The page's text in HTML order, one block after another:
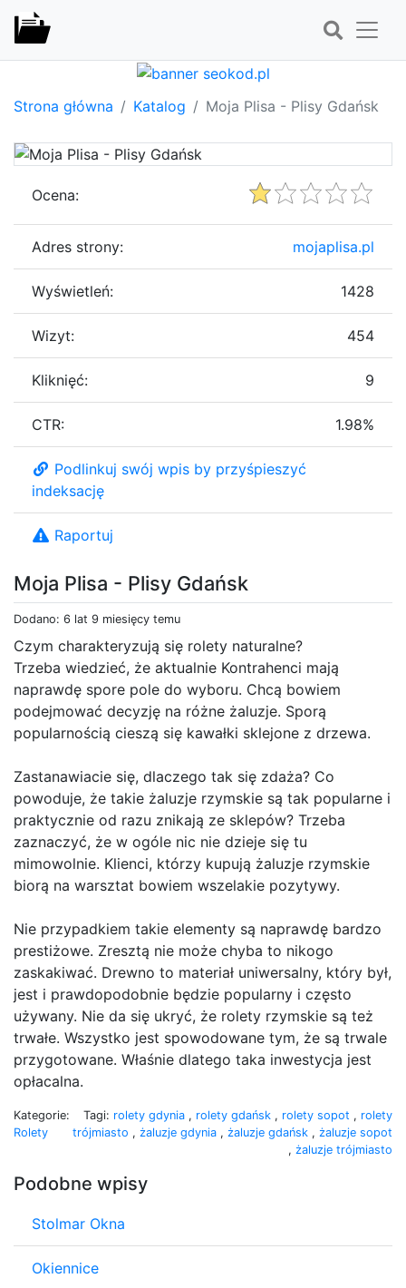
Strona główna Katalog Moja Plisa - Plisy Gdańsk
Moja Plisa - Plisy Gdańsk
Dodano: 6 lat 9 miesięcy temu
Czym charakteryzują się rolety naturalne?
Trzeba wiedzieć, że aktualnie Kontrahenci mają
naprawdę spore pole do wyboru. Chcą bowiem
podejmować decyzję na różne żaluzje. Sporą
popularnością cieszą się kawałki sklejone z drzewa.
Zastanawiacie się, dlaczego tak się zdaża? Co
powoduje, że takie żaluzje rzymskie są tak popularne i
praktycznie od razu znikają ze sklepów? Trzeba
zaznaczyć, że w ogóle nic nie dzieje się tu
mimowolnie. Klienci, którzy kupują żaluzje rzymskie
biorą na warsztat bowiem wszelakie pozytywy.
Nie przypadkiem takie elementy są naprawdę bardzo
prestiżowe. Zresztą nie może chyba to nikogo
zaskakiwać. Drewno to materiał uniwersalny, który był,
jest i prawdopodobnie będzie popularny i często
używany. Nie da się ukryć, że rolety rzymskie są też
trwałe. Wszystko jest spowodowane tym, że są trwale
przygotowane. Właśnie dlatego taka inwestycja jest
opłacalna.
Kategorie:
Rolety
Tagi: rolety gdynia , rolety gdańsk , rolety sopot , rolety
trójmiasto , żaluzje gdynia , żaluzje gdańsk , żaluzje sopot
, żaluzje trójmiasto
Podobne wpisy
Stolmar Okna
Okiennice
Ocena:
Adres strony: mojaplisa.pl
Wyświetleń: 1428
Wizyt: 454
Kliknięć: 9
CTR: 1.98%
Podlinkuj swój wpis by przyśpieszyć
indeksację
Raportuj